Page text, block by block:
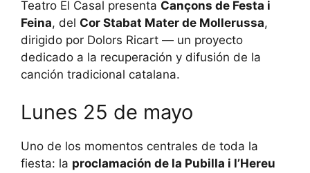
Teatro El Casal presenta Cançons de Festa i
Feina, del Cor Stabat Mater de Mollerussa,
dirigido por Dolors Ricart — un proyecto
dedicado a la recuperación y difusión de la
canción tradicional catalana.
Lunes 25 de mayo
Uno de los momentos centrales de toda la
fiesta: la proclamación de la Pubilla i l’Hereu